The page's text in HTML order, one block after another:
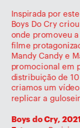
Inspirada por
Boys Do Cry
onde promoveu
filme
Mandy Candy e
promocional em
distribuição de
criamos um
replicar a
Boys do Cry, 2021